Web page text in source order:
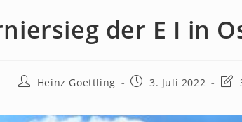
der E I in
Beitrags-
Heinz Goettling
Beitrag3. Juli 2022